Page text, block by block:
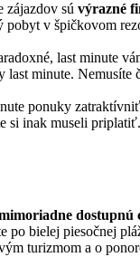
zájazdov sú výrazné
v špičkovom
last minute
last minute.
ponuky
si inak museli priplatiť.
dostupnú
bielej piesočnej
turizmom a o